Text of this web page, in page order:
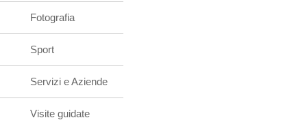
Fotografia
Sport
Servizi e Aziende
Visite guidate